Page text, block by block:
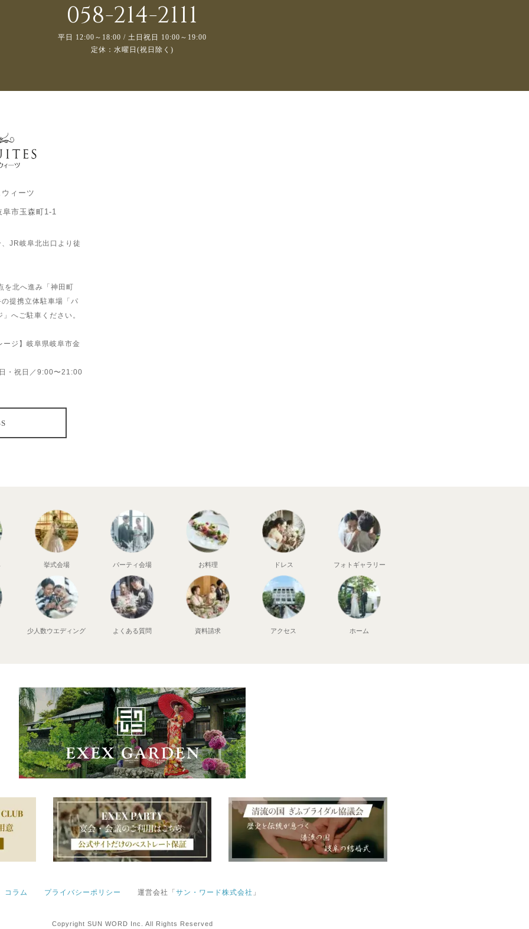
058-214-2111
平日 12:00～18:00 / 土日祝日 10:00～19:00
定休：水曜日(祝日除く)
ィーツ
市玉森町1-1
JR岐阜北出口より徒
を北へ進み「神田町
提携立体駐車場「パ
へご駐車ください。
ジ】岐阜県岐阜市金
・祝日／9:00〜21:00
挙式会場 パーティ会場 お料理 ドレス フォト ギャラリー
少人数ウエディング よくある質問 資料請求 アクセス ホーム
コラム プライバシーポリシー 運営会社「サン・ワード株式会社 」
Copyright SUN WORD Inc. All Rights Reserved